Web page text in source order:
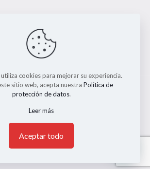
MOTO REPUESTOS. Todos los Derechos
|| Implementado porAndrés Escobar
cookies para mejorar su experiencia.
sitio web, acepta nuestra Política de
protección de datos.
Leer más
Aceptar todo